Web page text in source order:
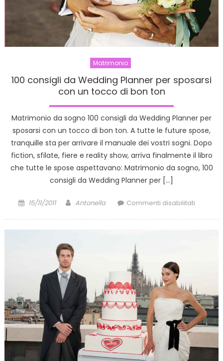
Matrimonio
100 consigli da Wedding Planner per sposarsi
con un tocco di bon ton
Matrimonio da sogno 100 consigli da Wedding Planner per
sposarsi con un tocco di bon ton. A tutte le future spose,
tranquille sta per arrivare il manuale dei vostri sogni. Dopo
fiction, sfilate, fiere e reality show, arriva finalmente il libro
che tutte le spose aspettavano: Matrimonio da sogno, 100
consigli da Wedding Planner per […]
Posted
15/11/2011 Author
Antonella Commenti disabilitatisu
con
un
tocco
di